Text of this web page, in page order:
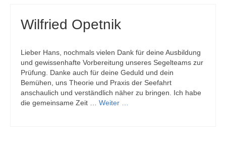
Wilfried Opetnik
Lieber Hans, nochmals vielen Dank für deine Ausbildung
und gewissenhafte Vorbereitung unseres Segelteams zur
Prüfung. Danke auch für deine Geduld und dein
Bemühen, uns Theorie und Praxis der Seefahrt
anschaulich und verständlich näher zu bringen. Ich habe
die gemeinsame Zeit … Weiter …